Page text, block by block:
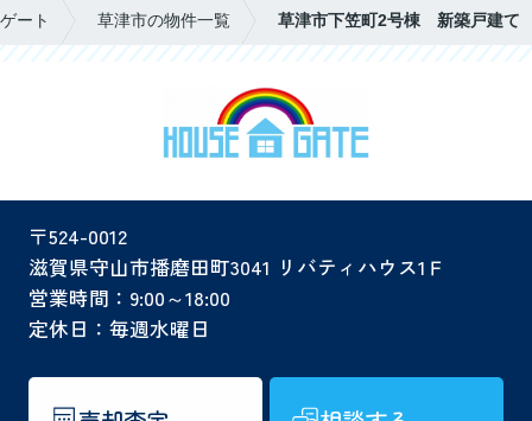
ート 草津市の物件一覧 草津市下笠町2号棟 新築戸建て
〒524-0012
滋賀県守山市播磨田町3041 リバティハウス1Ｆ
営業時間：9:00～18:00
定休日：毎週水曜日